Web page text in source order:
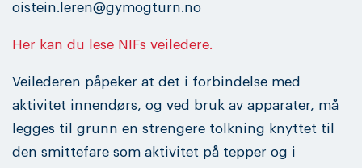
oistein.leren@gymogturn.no
Her kan du lese NIFs veiledere.
Veilederen påpeker at det i forbindelse med
aktivitet innendørs, og ved bruk av apparater, må
legges til grunn en strengere tolkning knyttet til
den smittefare som aktivitet på tepper og i